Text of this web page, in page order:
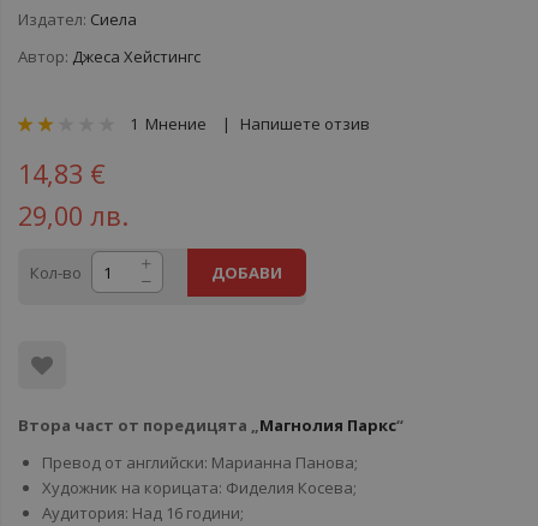
Издател: Сиела
Автор: Джеса Хейстингс
рейтинг:
1 Мнение Напишете отзив
14,83 €
29,00 лв.
Кол-во ДОБАВИ
Втора част от поредицята „Магнолия Паркс“
Превод от английски: Марианна Панова;
Художник на корицата: Фиделия Косева;
Аудитория: Над 16 години;